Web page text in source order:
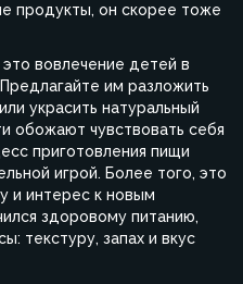
продукты, он скорее тоже
вовлечение детей в
им разложить
украсить натуральный
обожают чувствовать себя
приготовления пищи
игрой. Более того, это
и интерес к новым
здоровому питанию,
текстуру, запах и вкус